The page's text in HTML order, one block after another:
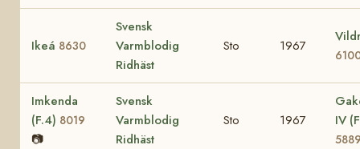
Ikeá 8630
Svensk
Varmblodig
Ridhäst
Sto 1967
Imkenda
(F.4) 8019
📷
Svensk
Varmblodig
Ridhäst
Sto 1967
IV